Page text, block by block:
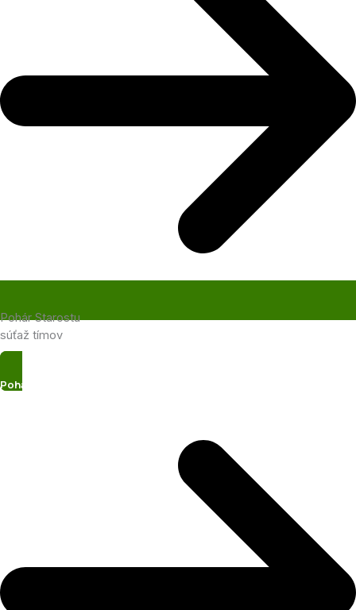
Pohár Starostu
súťaž tímov
Pohár